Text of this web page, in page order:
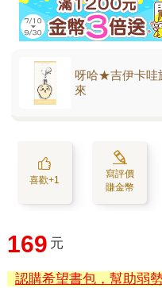
呀哈★吉伊卡哇
來
喜歡+1
寫評價
賺金幣
169 元
認購希望書包，幫助弱